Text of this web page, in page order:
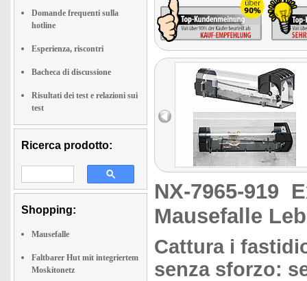
Domande frequenti sulla
hotline
Esperienza, riscontri
Bacheca di discussione
Risultati dei test e relazioni sui
test
Ricerca prodotto:
Shopping:
Mausefalle
Faltbarer Hut mit integriertem
Moskitonetz
NX-7965-919
Mausefalle
Cattura i
senza sforzo: